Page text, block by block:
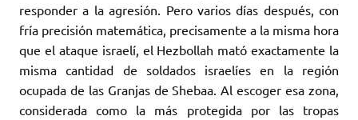
responder a la agresión. Pero varios días después, con
fría precisión matemática, precisamente a la misma hora
que el ataque israelí, el Hezbollah mató exactamente la
misma cantidad de soldados israelíes en la región
ocupada de las Granjas de Shebaa. Al escoger esa zona,
considerada como la más protegida por las tropas